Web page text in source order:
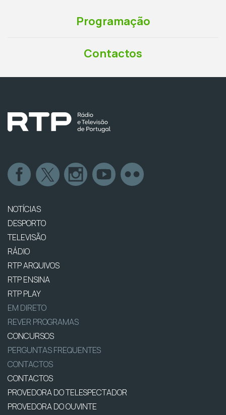
Programação
Contactos
NOTÍCIAS
DESPORTO
TELEVISÃO
RÁDIO
RTP ARQUIVOS
RTP ENSINA
RTP PLAY
EM DIRETO
REVER PROGRAMAS
CONCURSOS
PERGUNTAS FREQUENTES
CONTACTOS
CONTACTOS
PROVEDORA DO TELESPECTADOR
PROVEDORA DO OUVINTE